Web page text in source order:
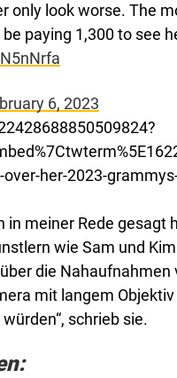
only look worse. The
paying 1,300 to see
6, 2023
her-2023-
in meiner Rede gesagt
wie Sam und
die Nahaufnahmen
mit langem
schrieb sie.